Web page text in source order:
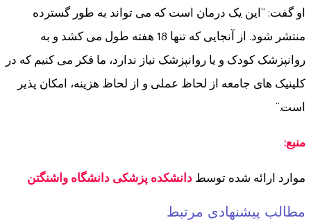
او گفت: “این یک درمان است که می تواند به طور گسترده
منتشر شود. از آنجایی که تنها 18 هفته طول می کشد و به
روانپزشک کودک و یا روانپزشک نیاز ندارد، ما فکر می کنیم که در
کلینیک های جامعه از لحاظ عملی و از لحاظ هزینه، امکان پذیر
است.”
منبع:
موارد ارائه شده توسط دانشکده پزشکی دانشگاه واشنگتن
مطالب پیشنهادی مرتبط